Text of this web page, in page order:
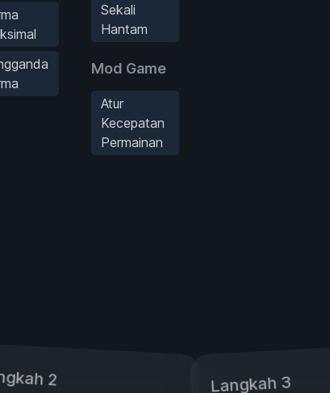
Sekali
Hantam
Mod Game
Atur
Kecepatan
Permainan
2 Langkah 3